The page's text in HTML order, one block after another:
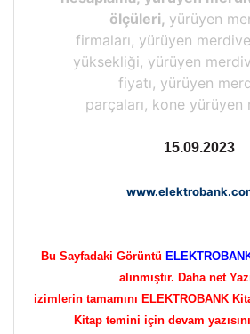
ölçüleri, yürüyen
firmaları, yürüyen
yüksekliği, yürüyen
fiyatı, yürüyen
parçaları, kone yürüyen
15.09.2023
Bu Sayfadaki Görüntü
alınmıştır. Daha net
izimlerin tamamını ELEKTROBANK
Kitap temini için devam